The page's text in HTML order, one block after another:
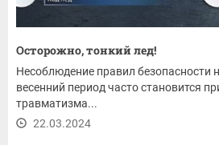
Осторожно, тонкий лед!
Несоблюдение правил безопасности
весенний период часто становится
травматизма...
22.03.2024